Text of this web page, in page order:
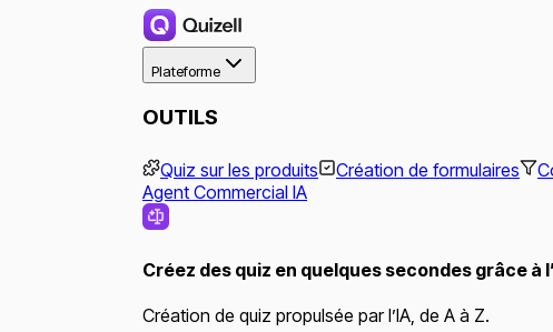
Plateforme
OUTILS
Quiz sur les produits Création de formulaires
Agent Commercial IA
Créez des quiz en quelques secondes grâce à
Création de quiz propulsée par l’IA, de A à Z.